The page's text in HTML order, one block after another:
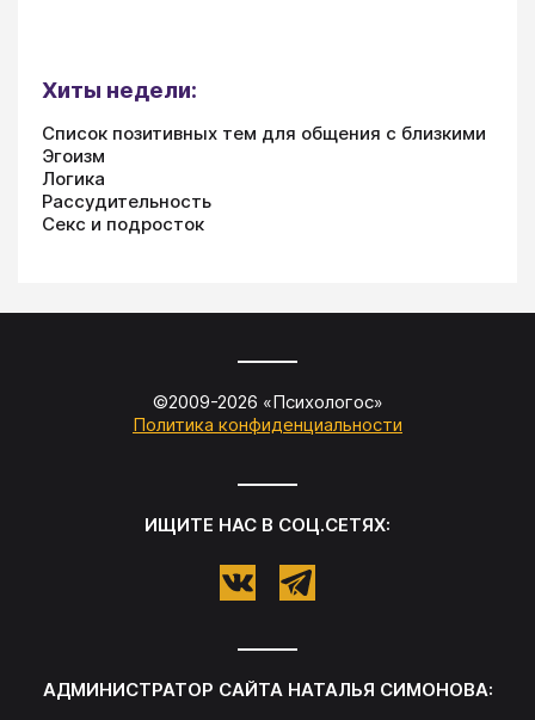
Хиты недели:
Список позитивных тем для общения с близкими
Эгоизм
Логика
Рассудительность
Секс и подросток
©2009-2026 «Психологос»
Политика конфиденциальности
ИЩИТЕ НАС В СОЦ.СЕТЯХ:
АДМИНИСТРАТОР САЙТА НАТАЛЬЯ СИМОНОВА: